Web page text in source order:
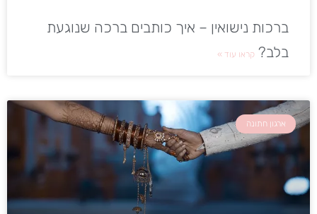
ברכות נישואין – איך כותבים ברכה שנוגעת
בלב? קראו עוד »
ארגון חתונה